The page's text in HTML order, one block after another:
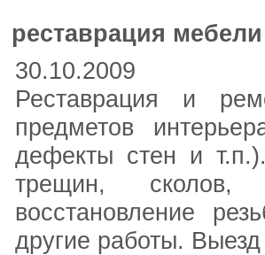
реставрация
30.10.2009
Реставрация и
предметов
дефекты стен и
трещин, сколов,
восстановление
другие работы.